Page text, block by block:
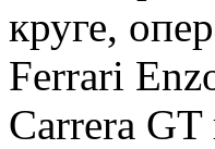
круге,
Ferrari
Carrera